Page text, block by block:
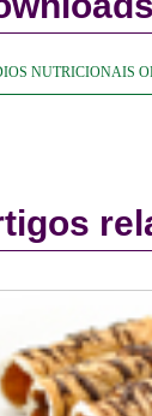
NUTRICIONAIS